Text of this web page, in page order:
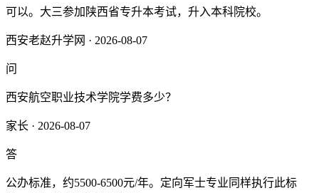
可以。大三参加陕西省专升本考试，升入本科院校。
西安老赵升学网 · 2026-08-07
问
西安航空职业技术学院学费多少？
家长 · 2026-08-07
答
公办标准，约5500-6500元/年。定向军士专业同样执行此标